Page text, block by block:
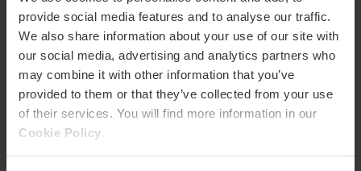
provide social media features and to analyse our traffic.
We also share information about your use of our site with
our social media, advertising and analytics partners who
may combine it with other information that you’ve
provided to them or that they’ve collected from your use
of their services. You will find more information in our
Cookie Policy
Free TAX
Descompte Valencia Tourist Card
Obsequio por compra